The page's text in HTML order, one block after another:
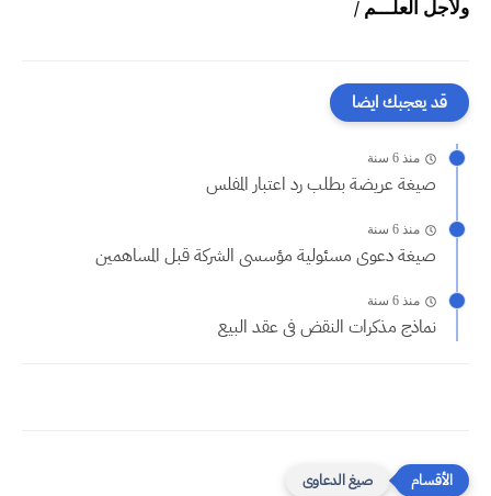
ولأجل العلـــم /
قد يعجبك ايضا
منذ 6 سنة
صيغة عريضة بطلب رد اعتبار المفلس
منذ 6 سنة
صيغة دعوى مسئولية مؤسسى الشركة قبل المساهمين
منذ 6 سنة
نماذج مذكرات النقض فى عقد البيع
صيغ الدعاوى